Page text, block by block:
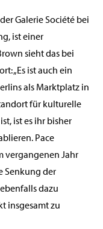
Galerie Société bei
ist einer
sieht das bei
„Es ist auch ein
als Marktplatz in
für kulturelle
ist es ihr bisher
Pace
vergangenen Jahr
Senkung der
dazu
insgesamt zu